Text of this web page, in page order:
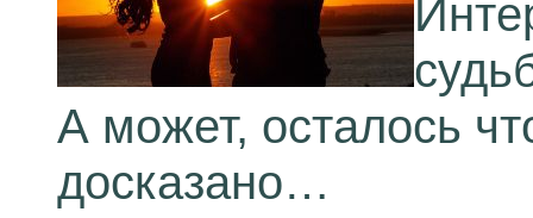
А может, осталось
досказано…